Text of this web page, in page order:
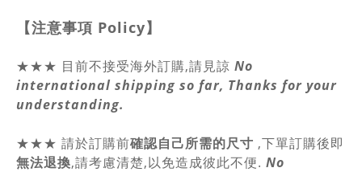
【注意事項 Policy】
★★★ 目前不接受海外訂購,請見諒 No
international shipping so far, Thanks for your
understanding.
★★★ 請於訂購前確認自己所需的尺寸 ,下單訂購後即
無法退換,請考慮清楚,以免造成彼此不便. No